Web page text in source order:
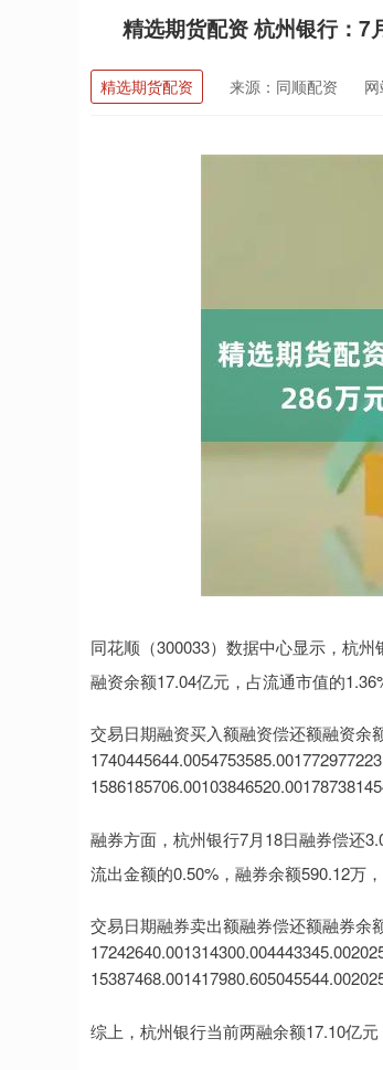
精选期货配资 杭州银行：
精选期货配资 来源：同顺配资
同花顺（300033）数据中心显示，杭
融资余额17.04亿元，占流通市值的
交易日期融资买入额融资偿还额融资余
融券方面，杭州银行7月18日融券偿还
流出金额的0.50%，融券余额590.12万
交易日期融券卖出额融券偿还额融券余
综上，杭州银行当前两融余额17.10亿